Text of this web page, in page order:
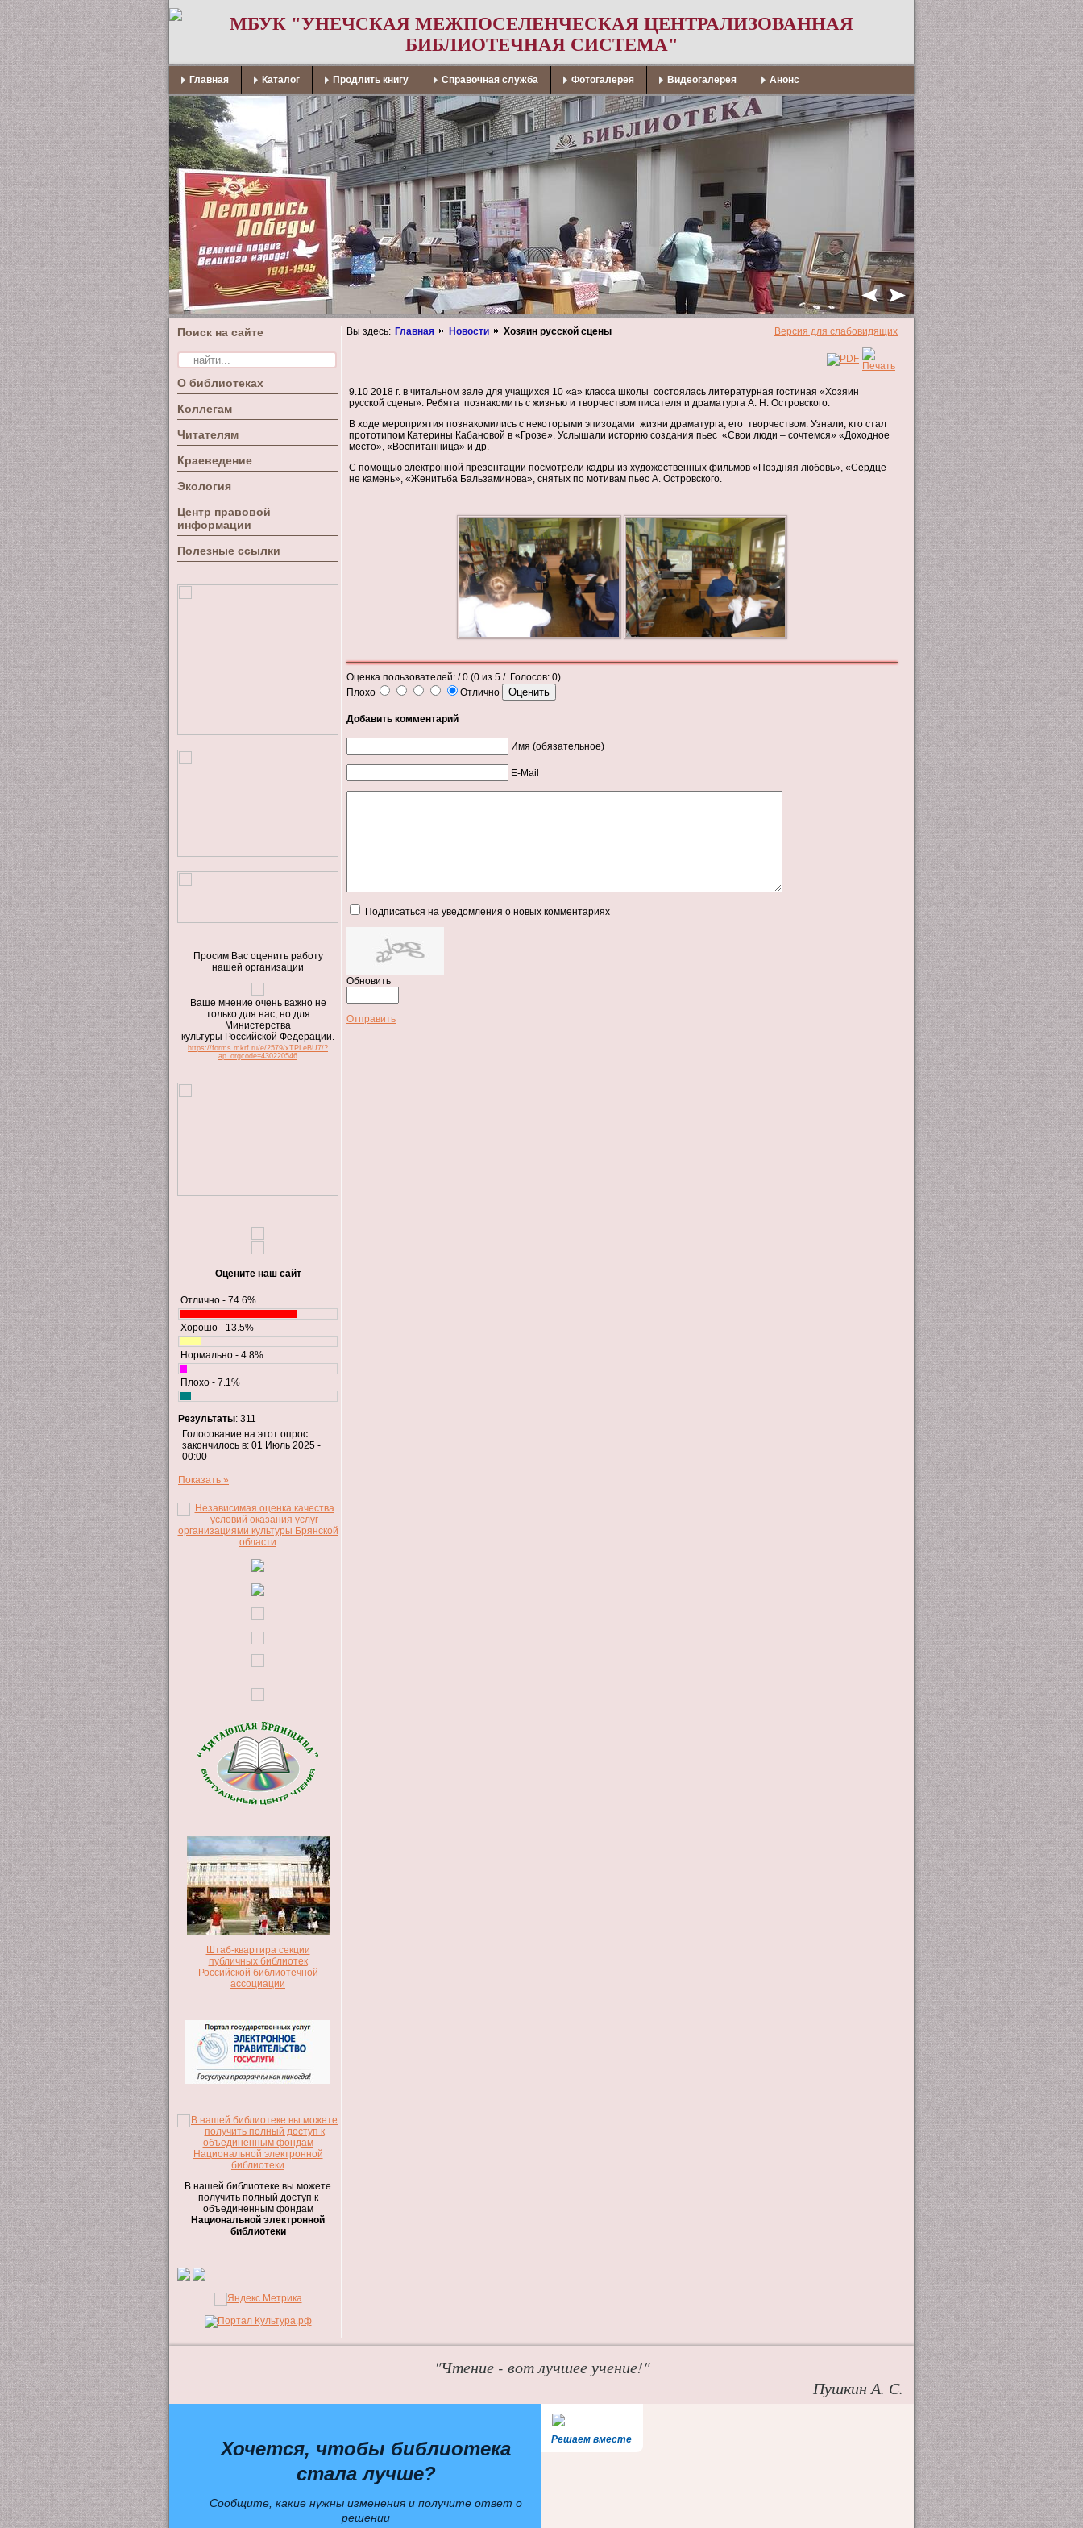
МБУК "УНЕЧСКАЯ МЕЖПОСЕЛЕНЧЕСКАЯ ЦЕНТРАЛИЗОВАННАЯ
БИБЛИОТЕЧНАЯ СИСТЕМА"
Главная Каталог Продлить книгу Справочная служба Фотогалерея Видеогалерея Анонс
Поиск на сайте
О библиотеках
Коллегам
Читателям
Краеведение
Экология
Центр правовой
информации
Полезные ссылки
Просим Вас оценить работу
нашей организации
Ваше мнение очень важно не
только для нас, но для
Министерства
культуры Российской Федерации.
https://forms.mkrf.ru/e/2579/xTPLeBU7/?
ap_orgcode=430220546
Оцените наш сайт
Отлично - 74.6%
Хорошо - 13.5%
Нормально - 4.8%
Плохо - 7.1%
Результаты: 311
Голосование на этот опрос
закончилось в: 01 Июль 2025 -
00:00
Показать »
Штаб-квартира секции
публичных библиотек
Российской библиотечной
ассоциации
В нашей библиотеке вы можете
получить полный доступ к
объединенным фондам
Национальной электронной
библиотеки
Вы здесь: Главная Новости Хозяин русской сцены Версия для слабовидящих
9.10 2018 г. в читальном зале для учащихся 10 «а» класса школы состоялась литературная гостиная «Хозяин
русской сцены». Ребята познакомить с жизнью и творчеством писателя и драматурга А. Н. Островского.
В ходе мероприятия познакомились с некоторыми эпизодами жизни драматурга, его творчеством. Узнали, кто стал
прототипом Катерины Кабановой в «Грозе». Услышали историю создания пьес «Свои люди – сочтемся» «Доходное
место», «Воспитанница» и др.
С помощью электронной презентации посмотрели кадры из художественных фильмов «Поздняя любовь», «Сердце
не камень», «Женитьба Бальзаминова», снятых по мотивам пьес А. Островского.
Оценка пользователей: / 0 (0 из 5 / Голосов: 0)
Плохо
Отлично
Добавить комментарий
Имя (обязательное)
E-Mail
Подписаться на уведомления о новых комментариях
Обновить
Отправить
"Чтение - вот лучшее учение!"
Пушкин А. С.
Решаем вместе
Хочется, чтобы библиотека
стала лучше?
Сообщите, какие нужны изменения и получите ответ о
решении